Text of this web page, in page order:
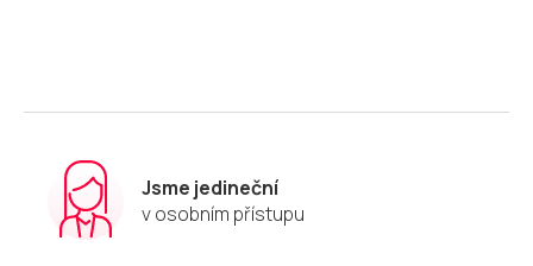
c
r
v
k
Jsme jedineční
v osobním přístupu